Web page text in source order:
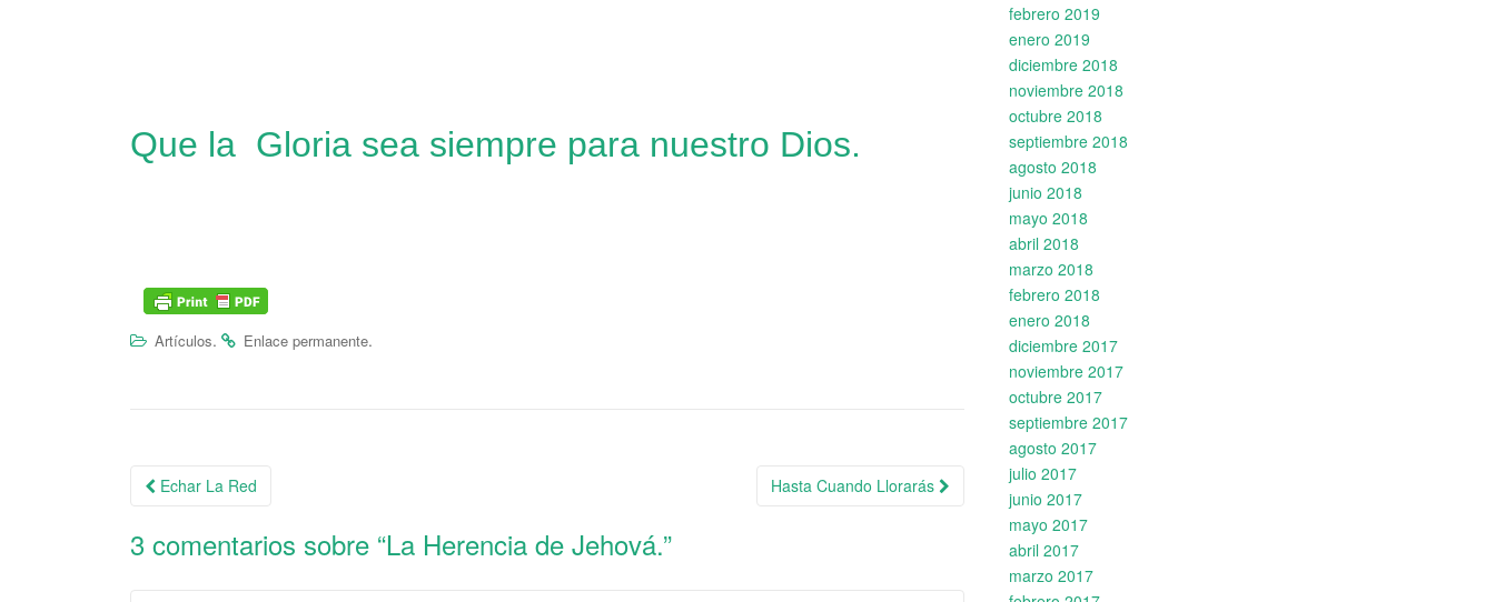
Que la Gloria sea siempre para nuestro Dios.
Artículos. Enlace permanente.
Navegación de la entrada
Echar La Red Hasta Cuando Llorarás
3 comentarios sobre “La Herencia de Jehová.”
febrero 2019
enero 2019
diciembre 2018
noviembre 2018
octubre 2018
septiembre 2018
agosto 2018
junio 2018
mayo 2018
abril 2018
marzo 2018
febrero 2018
enero 2018
diciembre 2017
noviembre 2017
octubre 2017
septiembre 2017
agosto 2017
julio 2017
junio 2017
mayo 2017
abril 2017
marzo 2017